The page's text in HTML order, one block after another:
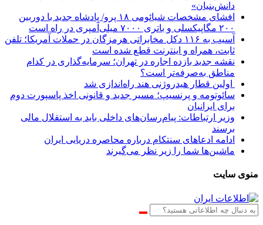
دانش‌بنیان»
افشای مشخصات شیائومی ۱۸ پرو/ پادشاه جدید با دوربین
۲۰۰ مگاپیکسلی و باتری ۷۰۰۰ میلی‌آمپری در راه است
آسیب به ۱۱۶ دکل مخابراتی هرمزگان در حملات آمریکا؛ تلفن
ثابت، همراه و اینترنت ‌قطع شده است
نقشه جدید بازده اجاره در تهران؛ سرمایه‌گذاری در کدام
مناطق به‌صرفه‌تر است؟
اولین قطار هیدروژنی هند راه‌اندازی شد
سائوتومه و پرنسیپ؛ مسیر جدید و قانونی اخذ پاسپورت دوم
برای ایرانیان
وزیر ارتباطات: پیام‌رسان‌های داخلی باید به استقلال مالی
برسند
ادامه ادعاهای سنتکام درباره محاصره دریایی ایران
ماشین‌ها شما را زیر نظر می‌گیرند
منوی سایت